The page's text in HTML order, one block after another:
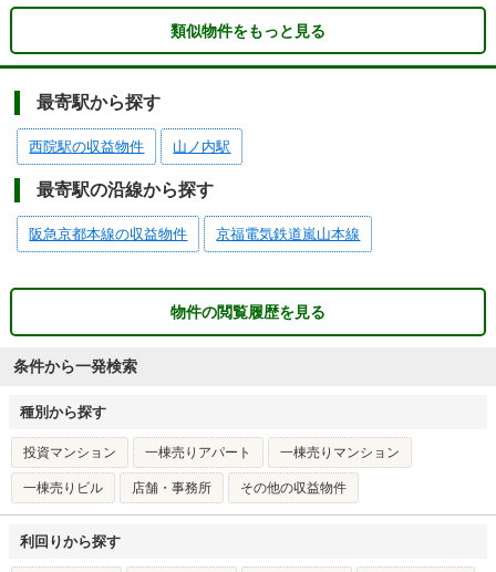
類似物件をもっと見る
最寄駅から探す
西院駅の収益物件 山ノ内駅
最寄駅の沿線から探す
阪急京都本線の収益物件 京福電気鉄道嵐山本線
物件の閲覧履歴を見る
条件から一発検索
種別から探す
投資マンション 一棟売りアパート 一棟売りマンション
一棟売りビル 店舗・事務所 その他の収益物件
利回りから探す